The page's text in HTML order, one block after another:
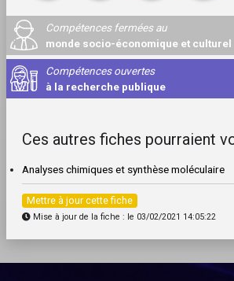
Compétences fermées au
monde socio-économique et culturel
Compétences ouvertes
à la recherche publique
Ces autres fiches pourraient
Analyses chimiques et synthèse moléculaire
Mettre à jour cette fiche
Mise à jour de la fiche : le 03/02/2021 14:05:22